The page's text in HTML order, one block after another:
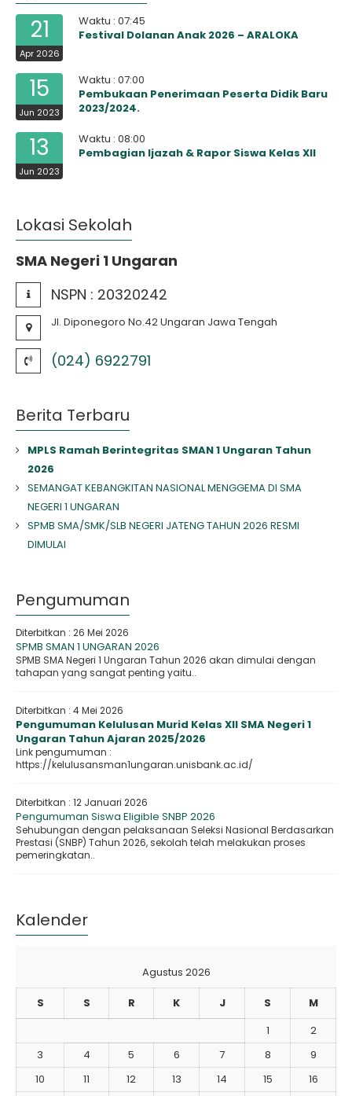
21
Apr 2026
Waktu : 07:45
Festival Dolanan Anak 2026 – ARALOKA
15
Jun 2023
Waktu : 07:00
Pembukaan Penerimaan Peserta Didik Baru
2023/2024.
13
Jun 2023
Waktu : 08:00
Pembagian Ijazah & Rapor Siswa Kelas XII
Lokasi Sekolah
SMA Negeri 1 Ungaran
NSPN : 20320242
Jl. Diponegoro No.42 Ungaran Jawa Tengah
(024) 6922791
Berita Terbaru
MPLS Ramah Berintegritas SMAN 1 Ungaran Tahun
2026
SEMANGAT KEBANGKITAN NASIONAL MENGGEMA DI SMA
NEGERI 1 UNGARAN
SPMB SMA/SMK/SLB NEGERI JATENG TAHUN 2026 RESMI
DIMULAI
Pengumuman
Diterbitkan : 26 Mei 2026
SPMB SMAN 1 UNGARAN 2026
SPMB SMA Negeri 1 Ungaran Tahun 2026 akan dimulai dengan
tahapan yang sangat penting yaitu..
Diterbitkan : 4 Mei 2026
Pengumuman Kelulusan Murid Kelas XII SMA Negeri 1
Ungaran Tahun Ajaran 2025/2026
Link pengumuman :
https://kelulusansman1ungaran.unisbank.ac.id/
Diterbitkan : 12 Januari 2026
Pengumuman Siswa Eligible SNBP 2026
Sehubungan dengan pelaksanaan Seleksi Nasional Berdasarkan
Prestasi (SNBP) Tahun 2026, sekolah telah melakukan proses
pemeringkatan..
Kalender
Agustus 2026
S S R K J S
M
1
2
3
4 5 6 7 8
9
10
11 12 13 14 15 16